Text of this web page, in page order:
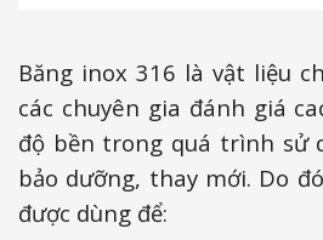
Băng inox 316 là vật liệu
các chuyên gia đánh giá
độ bền trong quá trình sử
bảo dưỡng, thay mới. Do
được dùng để: